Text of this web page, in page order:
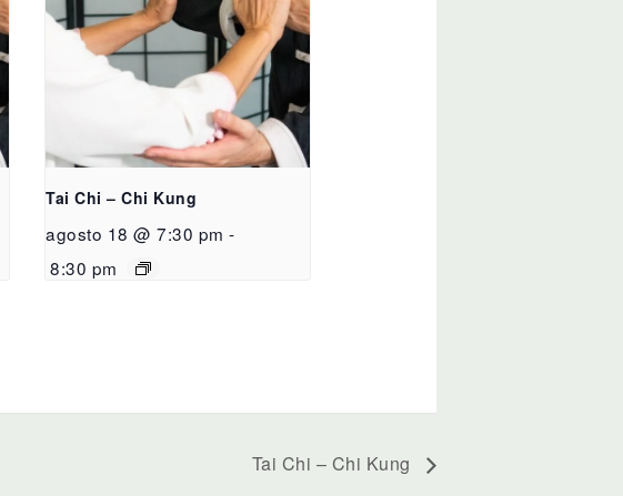
Tai Chi – Chi Kung
agosto 18 @ 7:30 pm -
8:30 pm
Tai Chi – Chi Kung